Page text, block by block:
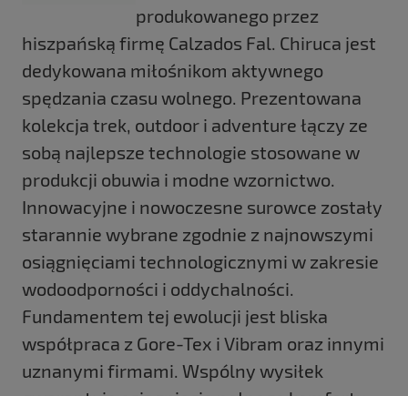
produkowanego przez
hiszpańską firmę Calzados Fal. Chiruca jest
dedykowana miłośnikom aktywnego
spędzania czasu wolnego. Prezentowana
kolekcja trek, outdoor i adventure łączy ze
sobą najlepsze technologie stosowane w
produkcji obuwia i modne wzornictwo.
Innowacyjne i nowoczesne surowce zostały
starannie wybrane zgodnie z najnowszymi
osiągnięciami technologicznymi w zakresie
wodoodporności i oddychalności.
Fundamentem tej ewolucji jest bliska
współpraca z Gore-Tex i Vibram oraz innymi
uznanymi firmami. Wspólny wysiłek